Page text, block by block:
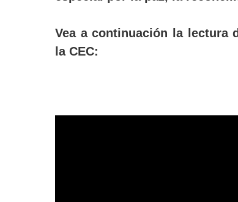
Vea a continuación la lectura
la CEC: